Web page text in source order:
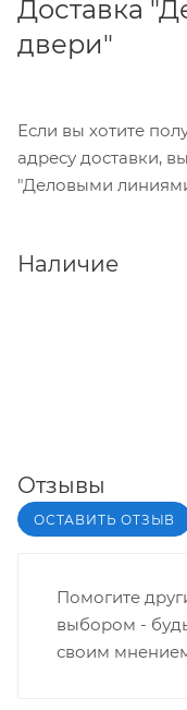
Доставка
двери"
Если вы хотите
адресу доставки,
"Деловыми
Наличие
Отзывы
ОСТАВИТЬ ОТЗЫВ
Помогите
выбором -
своим